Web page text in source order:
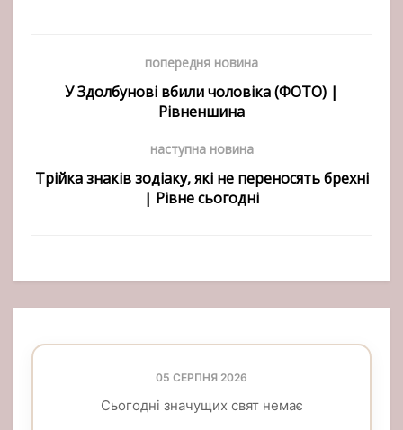
попередня новина
У Здолбунові вбили чоловіка (ФОТО) |
Рівненшина
наступна новина
Трійка знаків зодіаку, які не переносять брехні
| Рівне сьогодні
05 СЕРПНЯ 2026
Сьогодні значущих свят немає